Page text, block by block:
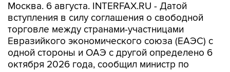
Москва. 6 августа. INTERFAX.RU - Датой
вступления в силу соглашения о свободной
торговле между странами-участницами
Евразийкого экономического союза (ЕАЭС) с
одной стороны и ОАЭ с другой определено 6
октября 2026 года, сообщил министр по